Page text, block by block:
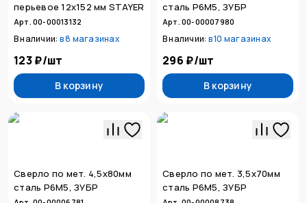
перьевое 12х152 мм STAYER
Арт. 00-00013132
В наличии: в8 магазинах
123 ₽/шт
В корзину
сталь Р6М5, ЗУБР
Арт. 00-00007980
В наличии: в10 магазинах
296 ₽/шт
В корзину
Сверло по мет. 4,5х80мм
сталь Р6М5, ЗУБР
Сверло по мет. 3,5х70мм
сталь Р6М5, ЗУБР